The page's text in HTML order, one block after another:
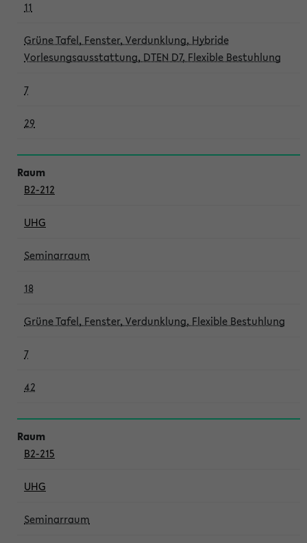
11
Grüne Tafel, Fenster, Verdunklung, Hybride
Vorlesungsausstattung, DTEN D7, Flexible Bestuhlung
7
29
B2-212
UHG
Seminarraum
18
Grüne Tafel, Fenster, Verdunklung, Flexible Bestuhlung
7
42
B2-215
UHG
Seminarraum